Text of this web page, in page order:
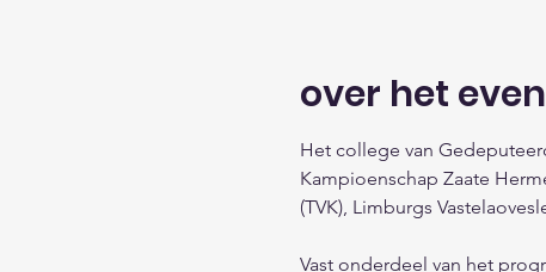
over het
Het college van
Kampioenschap Zaate
(TVK), Limburgs
Vast onderdeel van het